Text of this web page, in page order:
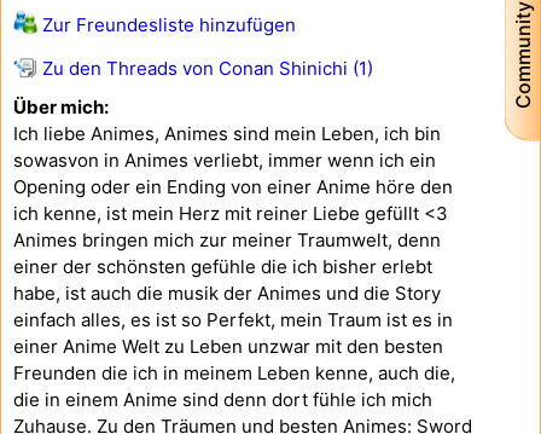
Community
Zur Freundesliste hinzufügen
Zu den Threads von Conan Shinichi (1)
Über mich:
Ich liebe Animes, Animes sind mein Leben, ich bin
sowasvon in Animes verliebt, immer wenn ich ein
Opening oder ein Ending von einer Anime höre den
ich kenne, ist mein Herz mit reiner Liebe gefüllt <3
Animes bringen mich zur meiner Traumwelt, denn
einer der schönsten gefühle die ich bisher erlebt
habe, ist auch die musik der Animes und die Story
einfach alles, es ist so Perfekt, mein Traum ist es in
einer Anime Welt zu Leben unzwar mit den besten
Freunden die ich in meinem Leben kenne, auch die,
die in einem Anime sind denn dort fühle ich mich
Zuhause. Zu den Träumen und besten Animes: Sword